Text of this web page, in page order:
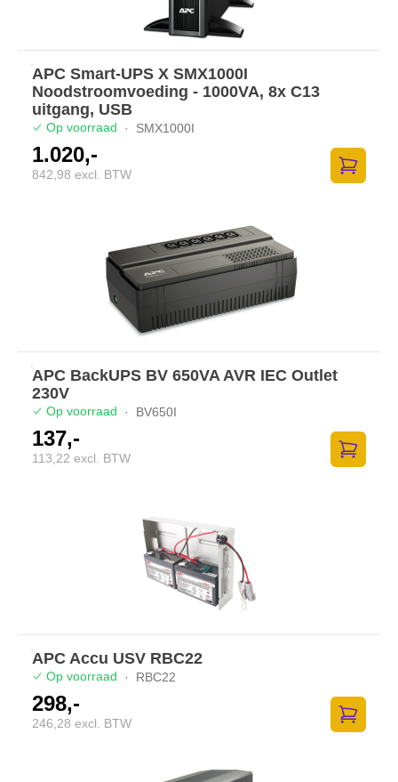
APC Smart-UPS X SMX1000I
Noodstroomvoeding - 1000VA, 8x C13
uitgang, USB
Op voorraad · SMX1000I
1.020,-
842,98 excl. BTW
Zum
APC BackUPS BV 650VA AVR IEC Outlet
230V
Op voorraad · BV650I
137,-
113,22 excl. BTW
Zum
APC Accu USV RBC22
Op voorraad · RBC22
298,-
246,28 excl. BTW
Zum